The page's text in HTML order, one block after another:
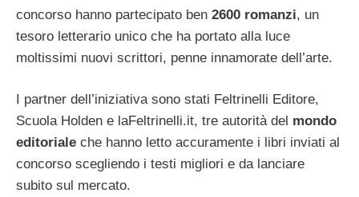
concorso hanno partecipato ben 2600 romanzi, un
tesoro letterario unico che ha portato alla luce
moltissimi nuovi scrittori, penne innamorate dell’arte.
I partner dell’iniziativa sono stati Feltrinelli Editore,
Scuola Holden e laFeltrinelli.it, tre autorità del mondo
editoriale che hanno letto accuramente i libri inviati al
concorso scegliendo i testi migliori e da lanciare
subito sul mercato.